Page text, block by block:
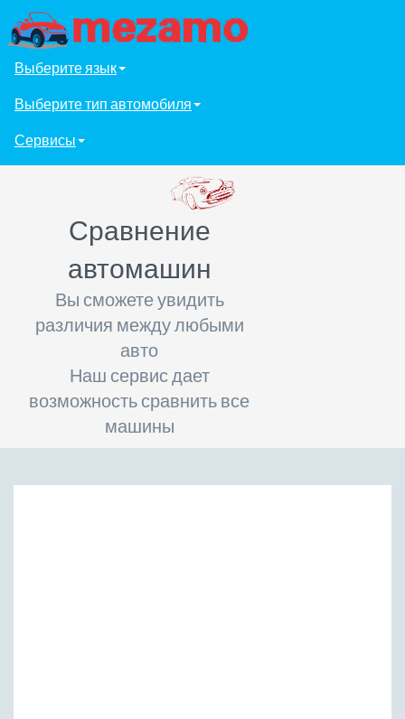
Выберите язык
Выберите тип автомобиля
Сервисы
Сравнение
автомашин
Вы сможете увидить
различия между любыми
авто
Наш сервис дает
возможность сравнить все
машины